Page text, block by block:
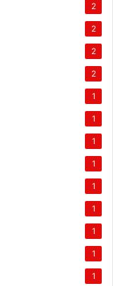
2
2
2
2
1
1
1
1
1
1
1
1
1